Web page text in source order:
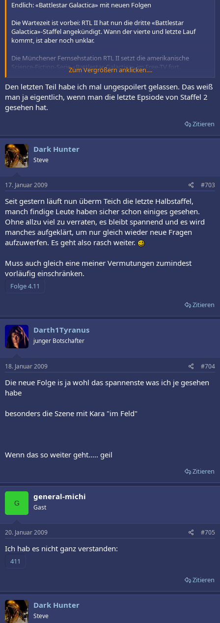
Endlich: «Battlestar Galactica» mit neuen Folgen
Die Wartezeit ist vorbei: RTL II hat nun die dritte «Battlestar
Galactica»-Staffel angekündigt. Wann der vierte und letzte Lauf
kommt, ist aber noch unklar.
Die Münchener Fernsehstation RTL II setzt die amerikanische
Science-Fiction-Serie «Battlestar Galactica» im Free-TV fort.
Nachdem man schon die ersten zwei Staffeln in der Primetime
aufgeführt hat, folgt ab Februar nun die dritte Edition. Diese wurde
im Auftrag von SciFi produziert und feierten ihre Erstaufführung
zwischen dem 6. Oktober 2006 und dem 25. März 2007.
Die 20 Folgen umfassende Staffel wird ab dem 18. Februar 2009,
mittwochs um 22.05 Uhr, aufgeführt und ersetzt somit «Smallville».
Von der Superman-Serie hat man dann die gesamte Staffel
ausgestrahlt, ob das Format noch einmal in die Primetime
zurückkehrt, ist derzeit noch nicht bekannt. Das Remake des 1978
gestarteten Klassikers «Battlestar Galactica» hat unter anderem
vergangenen Jahren in vielen weiteren Kategorien nominiert.
In der dritten Staffel wird das Leben der Menschen unter der
zylonischen Herrschaft auf New Caprica gezeigt – zwischen
resignierter Kollaboration und entschiedenen Widerstand. Im
weiteren Verlauf des dritten Laufs werden die Menschen einen
komplizierter, als die Zylonen auf den Planten folgen.
Zum Vergrößern anklicken....
Den letzten Teil habe ich mal ungespoilert gelassen. Das weiß
man ja eigentlich, wenn man die letzte Epsiode von Staffel 2
gesehen hat.
Zitieren
Dark Hunter
Steve
17. Januar 2009 #703
Seit gestern läuft nun überm Teich die letzte Halbstaffel,
manch findige Leute haben sicher schon einiges gesehen.
Ohne allzu viel zu verraten, es bleibt spannend und es wird
manches aufgeklärt, um nur gleich wieder neue Fragen
aufzuwerfen. Es geht also rasch weiter.
Muss auch gleich eine meiner Vermutungen zumindest
vorläufig einschränken.
Zitieren
Darth1Tyranus
junger Botschafter
18. Januar 2009 #704
Die neue Folge is ja wohl das spannenste was ich je gesehen
habe
besonders die Szene mit Kara "im Feld"
Wenn das so weiter geht..... geil
Zitieren
G
general-michi
Gast
20. Januar 2009 #705
Ich hab es nicht ganz verstanden:
Zitieren
Dark Hunter
Steve